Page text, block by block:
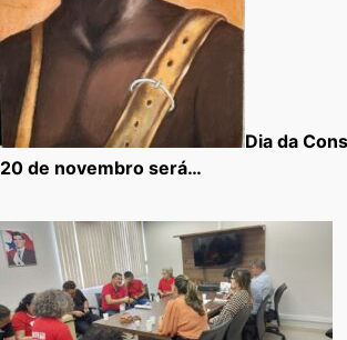
Dia da
20 de novembro será…